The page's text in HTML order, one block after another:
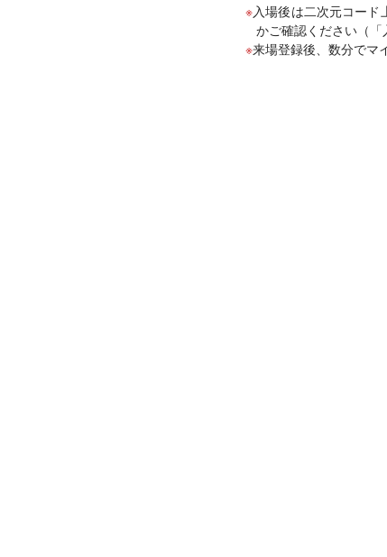
入場後は二次元コー
かご確認ください（「
来場登録後、数分でマ